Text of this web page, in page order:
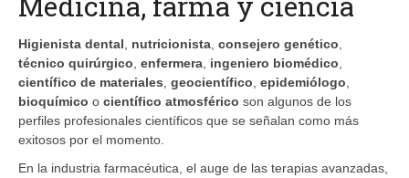
Higienista dental nutricionista consejero genético
técnico quirúrgico enfermera ingeniero biomédico
científico de materiales geocientífico epidemiólogo
bioquímico o científico atmosférico son algunos de los
perfiles profesionales científicos que se señalan como más
exitosos por el momento.
En la industria farmacéutica, el auge de las terapias avanzadas,